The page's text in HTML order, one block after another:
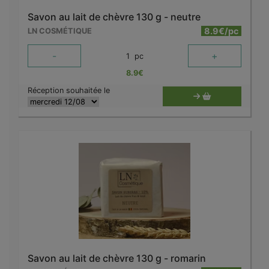
Savon au lait de chèvre 130 g - neutre
LN COSMÉTIQUE 8.9€/pc
- 1 pc +
8.9€
Réception souhaitée le
Savon au lait de chèvre 130 g - romarin